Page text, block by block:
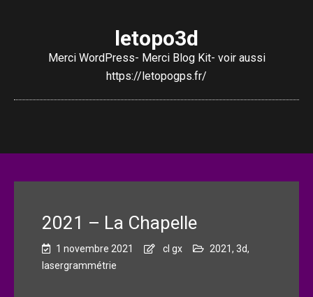
letopo3d
Merci WordPress- Merci Blog Kit- voir aussi
https://letopogps.fr/
2021 – La Chapelle
1 novembre 2021 cl gx 2021, 3d,
lasergrammétrie